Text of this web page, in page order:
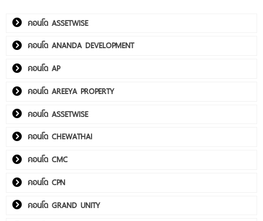
คอนโด ASSETWISE
คอนโด ANANDA DEVELOPMENT
คอนโด AP
คอนโด AREEYA PROPERTY
คอนโด ASSETWISE
คอนโด CHEWATHAI
คอนโด CMC
คอนโด CPN
คอนโด GRAND UNITY